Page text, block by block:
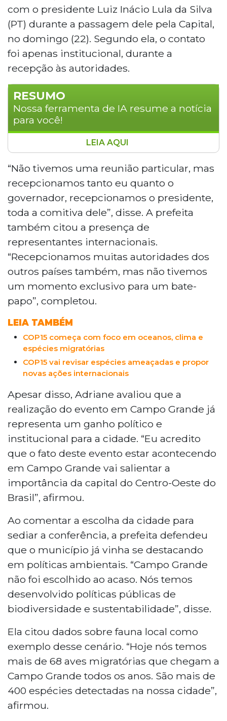
com o presidente Luiz Inácio Lula da Silva
(PT) durante a passagem dele pela Capital,
no domingo (22). Segundo ela, o contato
foi apenas institucional, durante a
recepção às autoridades.
RESUMO
Nossa ferramenta de IA resume a notícia
para você!
A prefeita de Campo Grande, Adriane
Lopes (PP), não conseguiu uma reunião
particular com o presidente Lula durante
a COP15, limitando-se ao contato
institucional na recepção de autoridades.
Apesar disso, ela destacou a importância
do evento para a visibilidade da capital
sul-mato-grossense. A escolha de Campo
Grande como sede da conferência, que
reúne representantes de mais de 130
países, foi atribuída às políticas
ambientais da cidade. O município abriga
68 espécies de aves migratórias e
título de "Cidade Árvore do Mundo".
LEIA AQUI
“Não tivemos uma reunião particular, mas
recepcionamos tanto eu quanto o
governador, recepcionamos o presidente,
toda a comitiva dele”, disse. A prefeita
também citou a presença de
representantes internacionais.
“Recepcionamos muitas autoridades dos
outros países também, mas não tivemos
um momento exclusivo para um bate-
papo”, completou.
LEIA TAMBÉM
COP15 começa com foco em oceanos, clima e
espécies migratórias
COP15 vai revisar espécies ameaçadas e propor
novas ações internacionais
Apesar disso, Adriane avaliou que a
realização do evento em Campo Grande já
representa um ganho político e
institucional para a cidade. “Eu acredito
que o fato deste evento estar acontecendo
em Campo Grande vai salientar a
importância da capital do Centro-Oeste do
Brasil”, afirmou.
Ao comentar a escolha da cidade para
sediar a conferência, a prefeita defendeu
que o município já vinha se destacando
em políticas ambientais. “Campo Grande
não foi escolhido ao acaso. Nós temos
desenvolvido políticas públicas de
biodiversidade e sustentabilidade”, disse.
Ela citou dados sobre fauna local como
exemplo desse cenário. “Hoje nós temos
mais de 68 aves migratórias que chegam a
Campo Grande todos os anos. São mais de
400 espécies detectadas na nossa cidade”,
afirmou.